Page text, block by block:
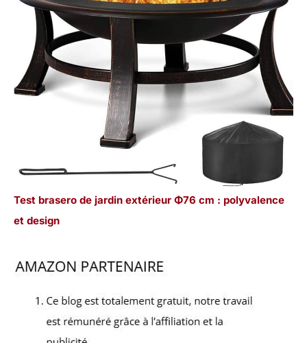
Test brasero de jardin extérieur Φ76 cm : polyvalence
et design